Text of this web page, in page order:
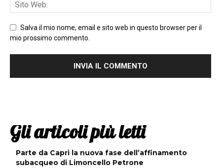
Salva il mio nome, email e sito web in questo browser per il
mio prossimo commento.
Gli articoli più letti
Parte da Capri la nuova fase dell’affinamento
subacqueo di Limoncello Petrone